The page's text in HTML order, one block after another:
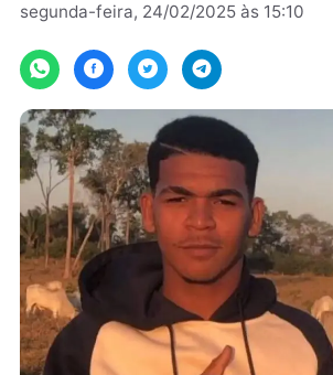
segunda-feira, 24/02/2025 às 15:10